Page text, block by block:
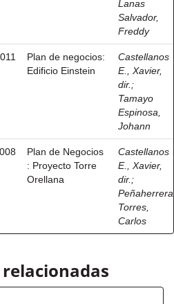
Lanas
Salvador,
Freddy
Plan de negocios:
Edificio Einstein
Castellanos
E., Xavier,
dir. ;
Tamayo
Espinosa,
Johann
Plan de Negocios
: Proyecto Torre
Orellana
Castellanos
E., Xavier,
dir. ;
Peñaherrera
Torres,
Carlos